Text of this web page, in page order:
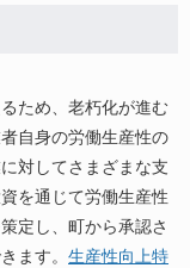
ため、老朽化が進む
自身の労働生産性の
対してさまざまな支
を通じて労働生産性
定し、町から承認さ
ます。 生産性向上特